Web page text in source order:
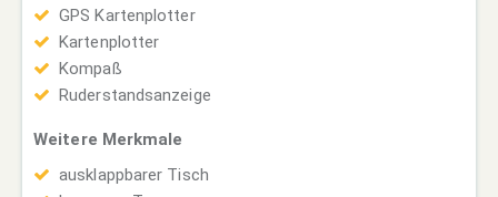
GPS Kartenplotter
Kartenplotter
Kompaß
Ruderstandsanzeige
Weitere Merkmale
ausklappbarer Tisch